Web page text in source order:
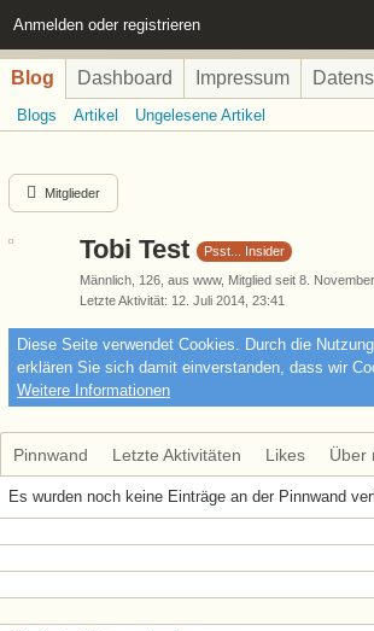
Anmelden oder registrieren
Blog Dashboard Impressum
Blogs Artikel Ungelesene Artikel
Mitglieder
Tobi Test Psst... Insider
Männlich 126 aus www Mitglied seit 8.
Letzte Aktivität 12. Juli 2014, 23:41
Diese Seite verwendet Cookies. Durch die
erklären Sie sich damit einverstanden, dass wir
Weitere Informationen
Pinnwand Letzte Aktivitäten Likes Über
Es wurden noch keine Einträge an der Pinnwand